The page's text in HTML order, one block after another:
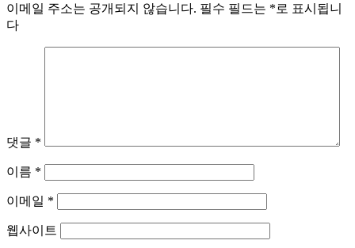
이메일 주소는 공개되지 않습니다. 필수 필드는 *로 표시됩니
다
댓글 *
이름 *
이메일 *
웹사이트